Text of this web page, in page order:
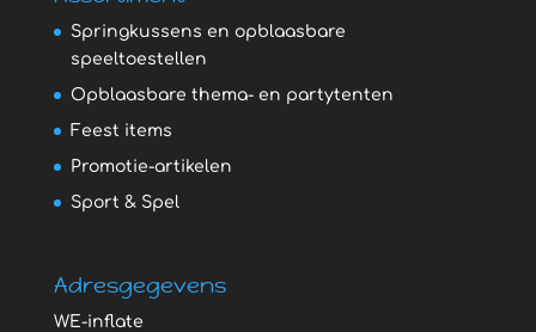
Springkussens en opblaasbare
speeltoestellen
Opblaasbare thema- en partytenten
Feest items
Promotie-artikelen
Sport & Spel
Adresgegevens
WE-inflate